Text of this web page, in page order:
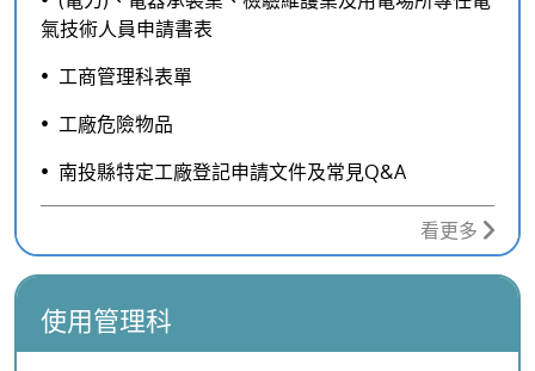
氣技術人員申請書表
工商管理科表單
工廠危險物品
南投縣特定工廠登記申請文件及常見Q&A
看更多
使用管理科